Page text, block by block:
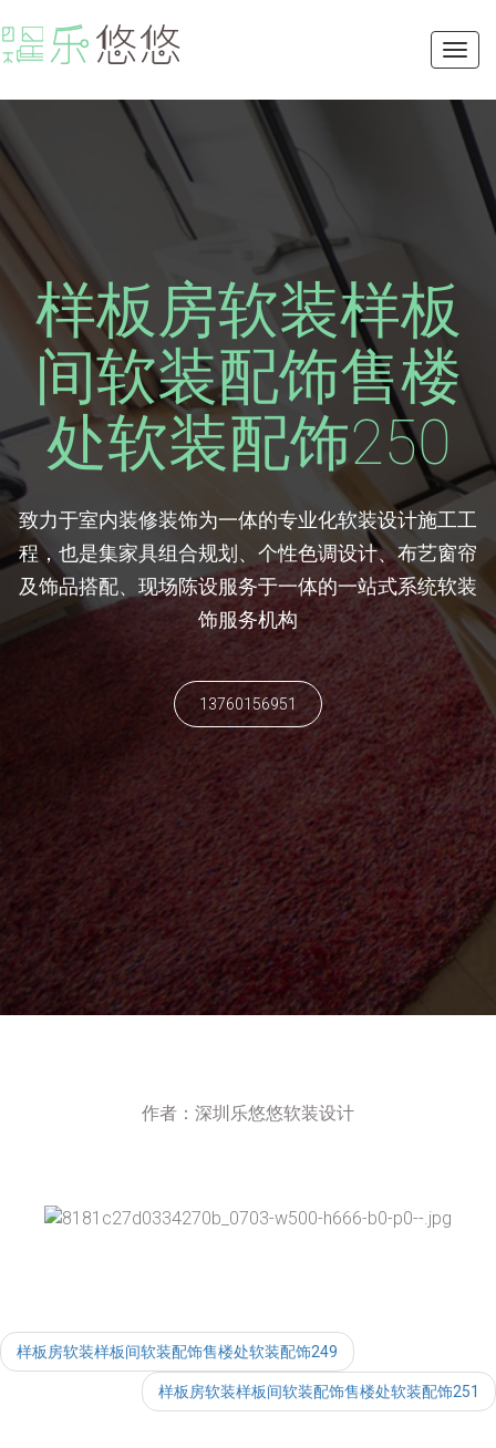
样板房软装样板
间软装配饰售楼
处软装配饰250
致力于室内装修装饰为一体的专业化软装设计施工工
程，也是集家具组合规划、个性色调设计、布艺窗帘
及饰品搭配、现场陈设服务于一体的一站式系统软装
饰服务机构
13760156951
作者：深圳乐悠悠软装设计
样板房软装样板间软装配饰售楼处软装配饰249
样板房软装样板间软装配饰售楼处软装配饰251